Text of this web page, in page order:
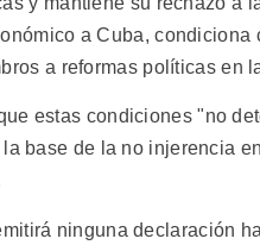
a Cuba, condiciona
a reformas políticas en
estas condiciones "no
base de la no injerencia
ninguna declaración